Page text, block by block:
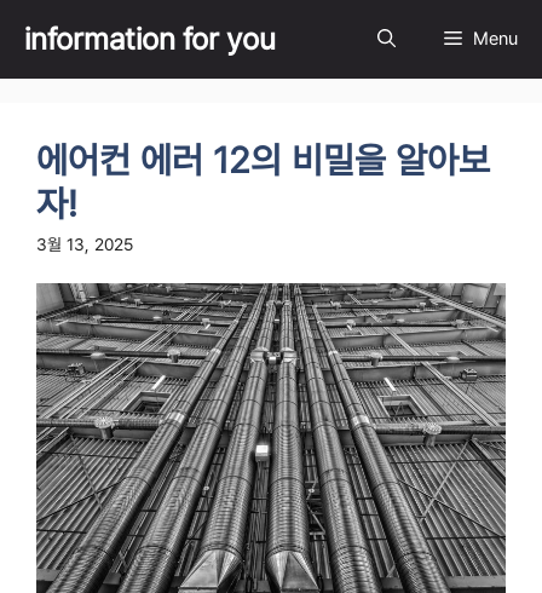
content
information for you Menu
에어컨 에러 12의 비밀을 알아보
자!
3월 13, 2025